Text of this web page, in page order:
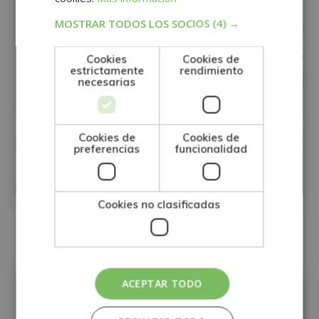
Máster Experto en Teletrabajo,
Gestión de Tareas y Planificación
Matricúlate:
Precio:
MOSTRAR TODOS LOS SOCIOS (4) →
Cookies
estrictamente
necesarias
Cookies de
rendimiento
Cookies de
preferencias
Cookies de
funcionalidad
Cookies no clasificadas
ACEPTAR TODO